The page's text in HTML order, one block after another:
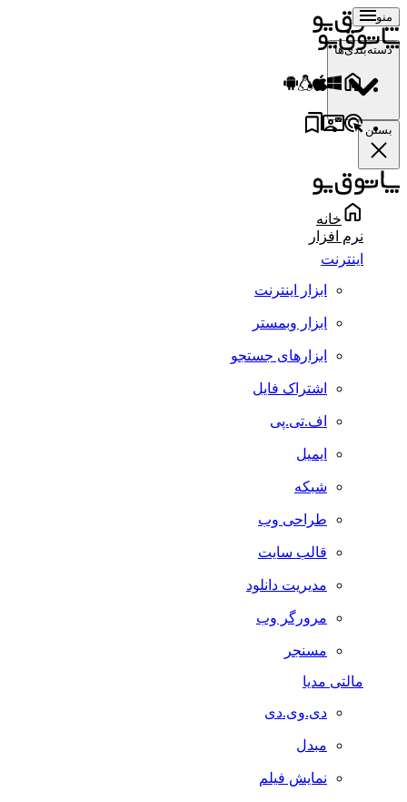
منو
دسته‌بندی‌ها
بستن
خانه
نرم افزار
اینترنت
ابزار اینترنت
ابزار وبمستر
ابزارهای جستجو
اشتراک فایل
اف.تی.پی
ایمیل
شبکه
طراحی وب
قالب سایت
مدیریت دانلود
مرورگر وب
مسنجر
مالتی مدیا
دی.وی.دی
مبدل
نمایش فیلم